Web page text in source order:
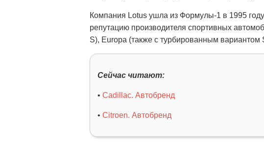
Компания Lotus ушла из Формулы-1 в 1995
репутацию производителя спортивных
S), Europa (также с турбированным вариантом
Сейчас читают:
• Cadillac. Автобренд
• Citroen. Автобренд